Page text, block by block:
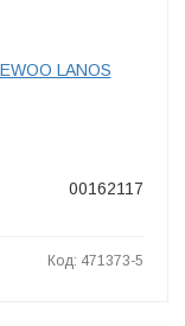
LANOS
00162117
Код: 471373-5